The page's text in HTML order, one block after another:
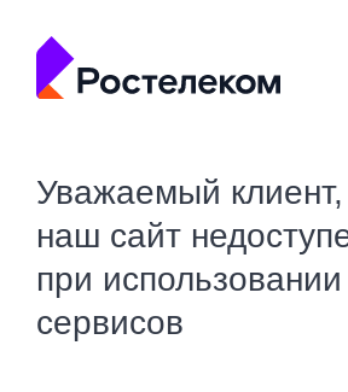
Уважаемый клиент,
наш сайт
при
сервисов